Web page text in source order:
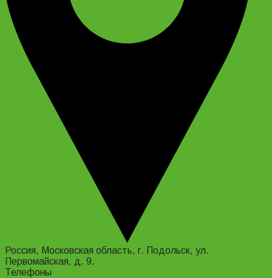
Россия, Московская область, г. Подольск, ул.
Первомайская, д. 9.
Телефоны